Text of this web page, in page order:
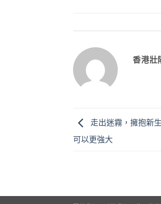
香港壯
走出迷霧，擁抱新
可以更強大